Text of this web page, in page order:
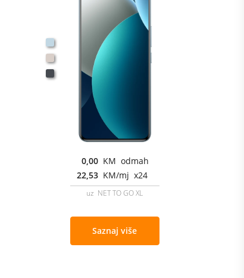
0,00 KM odmah
22,53 KM/mj x24
uz NET TO GO XL
Saznaj više